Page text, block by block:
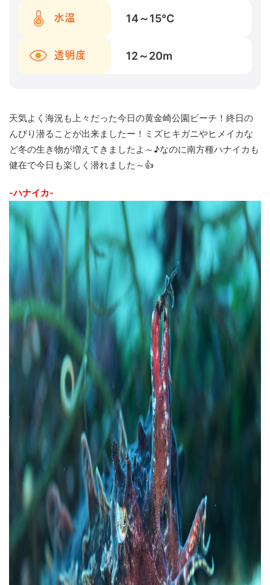
水温 14～15℃
透明度 12～20m
天気よく海況も上々だった今日の黄金崎公園ビーチ！終日の
んびり潜ることが出来ましたー！ミズヒキガニやヒメイカな
ど冬の生き物が増えてきましたよ～♪なのに南方種ハナイカも
健在で今日も楽しく潜れました～👍
-ハナイカ-